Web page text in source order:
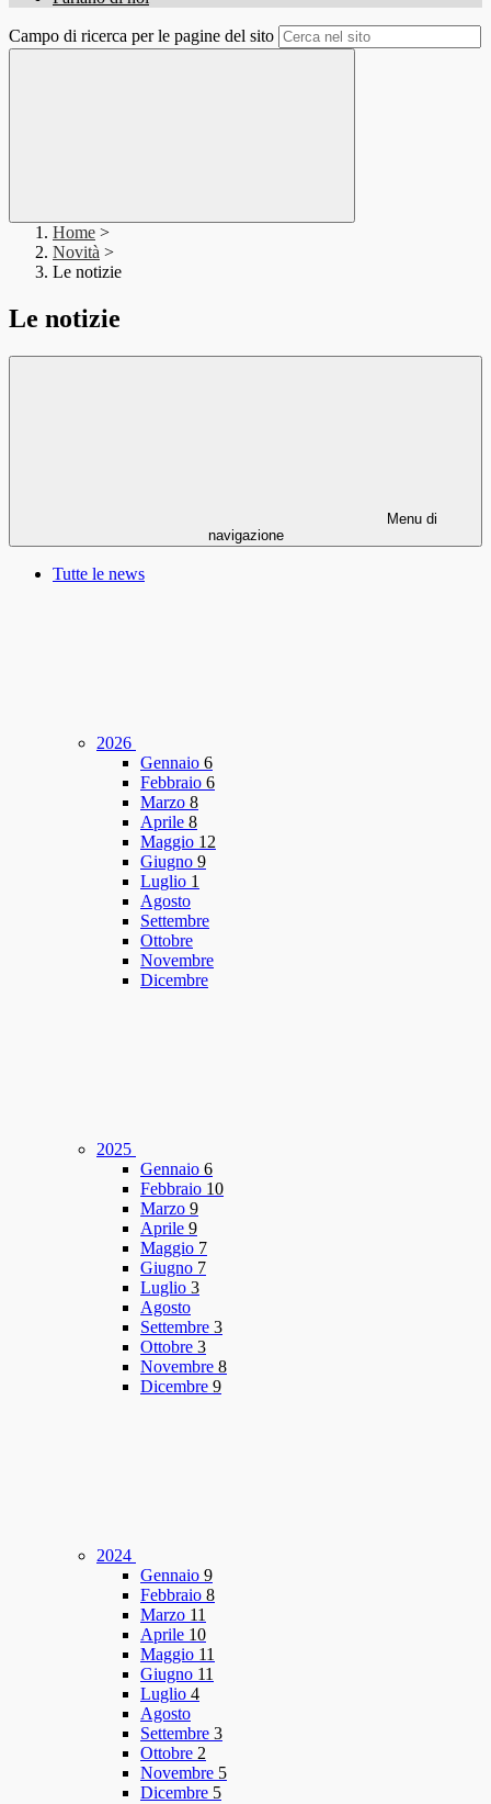
Campo di ricerca per le pagine del sito
Home >
Novità >
Le notizie
Le notizie
Menu di
navigazione
Tutte le news
2026
Gennaio 6
Febbraio 6
Marzo 8
Aprile 8
Maggio 12
Giugno 9
Luglio 1
Agosto
Settembre
Ottobre
Novembre
Dicembre
2025
Gennaio 6
Febbraio 10
Marzo 9
Aprile 9
Maggio 7
Giugno 7
Luglio 3
Agosto
Settembre 3
Ottobre 3
Novembre 8
Dicembre 9
2024
Gennaio 9
Febbraio 8
Marzo 11
Aprile 10
Maggio 11
Giugno 11
Luglio 4
Agosto
Settembre 3
Ottobre 2
Novembre 5
Dicembre 5